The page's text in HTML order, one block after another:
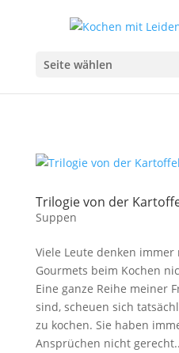
Seite wählen
Trilogie von der
Suppen
Viele Leute denken immer
Gourmets beim Kochen
Eine ganze Reihe meiner
sind, scheuen sich
zu kochen. Sie haben
Ansprüchen nicht